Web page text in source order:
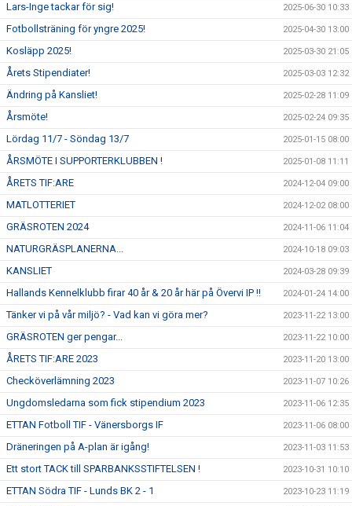
Lars-Inge tackar för sig! 2025-06-30 10:33
Fotbollsträning för yngre 2025! 2025-04-30 13:00
Kosläpp 2025! 2025-03-30 21:05
Årets Stipendiater! 2025-03-03 12:32
Ändring på Kansliet! 2025-02-28 11:09
Årsmöte! 2025-02-24 09:35
Lördag 11/7 - Söndag 13/7 2025-01-15 08:00
ÅRSMÖTE I SUPPORTERKLUBBEN ! 2025-01-08 11:11
ÅRETS TIF:ARE 2024-12-04 09:00
MATLOTTERIET 2024-12-02 08:00
GRÄSROTEN 2024 2024-11-06 11:04
NATURGRÄSPLANERNA... 2024-10-18 09:03
KANSLIET 2024-03-28 09:39
Hallands Kennelklubb firar 40 år & 20 år här på Övervi IP !! 2024-01-24 14:00
Tänker vi på vår miljö? - Vad kan vi göra mer? 2023-11-22 13:00
GRÄSROTEN ger pengar... 2023-11-22 10:00
ÅRETS TIF:ARE 2023 2023-11-20 13:00
Checköverlämning 2023 2023-11-07 10:26
Ungdomsledarna som fick stipendium 2023 2023-11-06 12:35
ETTAN Fotboll TIF - Vänersborgs IF 2023-11-06 08:00
Dräneringen på A-plan är igång! 2023-11-03 11:53
Ett stort TACK till SPARBANKSSTIFTELSEN ! 2023-10-31 10:10
ETTAN Södra TIF - Lunds BK 2 - 1 2023-10-23 11:19